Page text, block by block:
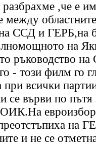
,че е
между областните
ССД и ГЕРБ,на
на
ръководство
- този филм го
при всички
се върви по пътя
ОИК.На
на
и не се